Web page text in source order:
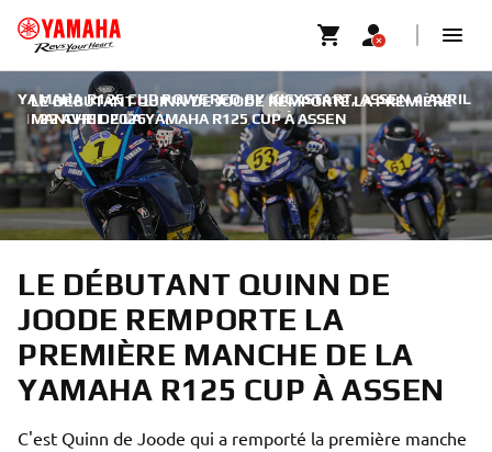
LE DÉBUTANT QUINN DE JOODE REMPORTE LA PREMIÈRE
MANCHE DE LA YAMAHA R125 CUP À ASSEN
YAMAHA R125 CUP POWERED BY KICXSTART, ASSEN 4 AVRIL
| 22 AVRIL 2026
LE DÉBUTANT QUINN DE
JOODE REMPORTE LA
PREMIÈRE MANCHE DE LA
YAMAHA R125 CUP À ASSEN
C'est Quinn de Joode qui a remporté la première manche